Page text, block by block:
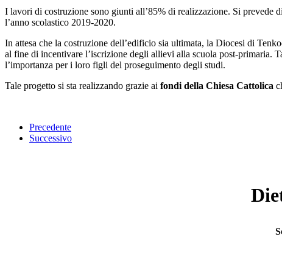
I lavori di costruzione sono giunti all’85% di realizzazione. Si prevede
l’anno scolastico 2019-2020.
In attesa che la costruzione dell’edificio sia ultimata, la Diocesi di
al fine di incentivare l’iscrizione degli allievi alla scuola post-primaria.
l’importanza per i loro figli del proseguimento degli studi.
Tale progetto si sta realizzando grazie ai fondi della Chiesa Cattolica
Precedente
Successivo